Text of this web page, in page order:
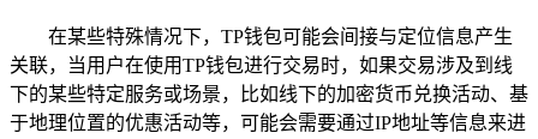
在某些特殊情况下，TP钱包可能会间接与定位信息产生
关联，当用户在使用TP钱包进行交易时，如果交易涉及到线
下的某些特定服务或场景，比如线下的加密货币兑换活动、基
于地理位置的优惠活动等，可能会需要通过IP地址等信息来进